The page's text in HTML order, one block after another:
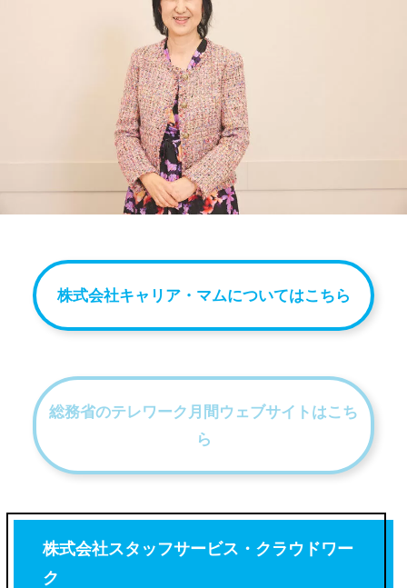
株式会社キャリア・マムについてはこちら
総務省のテレワーク月間ウェブサイトはこち
ら
株式会社スタッフサービス・クラウドワー
ク